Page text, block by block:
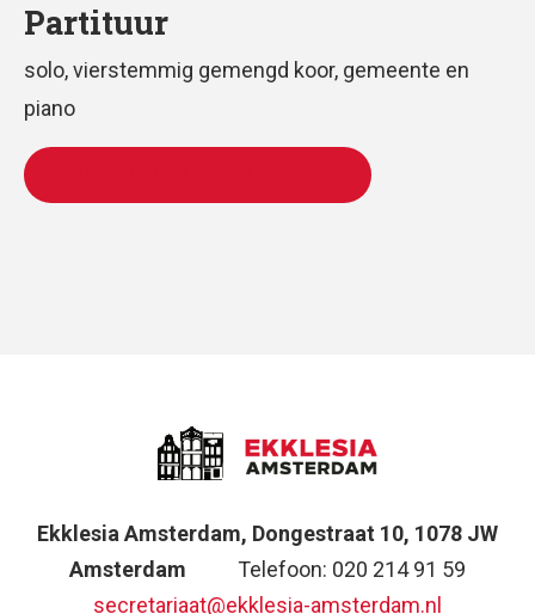
Partituur
solo, vierstemmig gemengd koor, gemeente en
piano
Ekklesia Amsterdam, Dongestraat 10, 1078 JW
Amsterdam
Telefoon: 020 214 91 59
secretariaat@ekklesia-amsterdam.nl